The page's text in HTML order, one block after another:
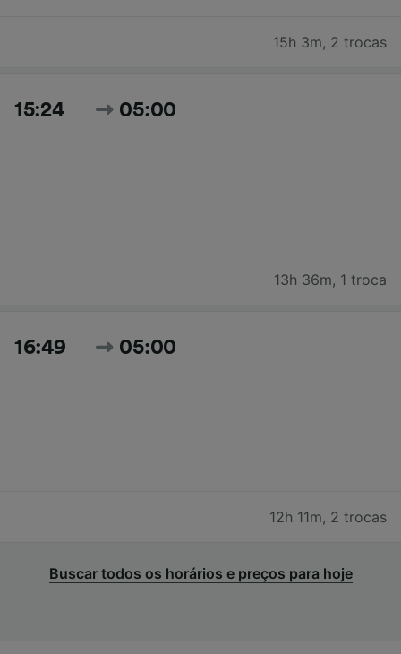
15h 3m, 2 trocas
15:24 05:00
13h 36m, 1 troca
16:49 05:00
12h 11m, 2 trocas
Buscar todos os horários e preços para hoje